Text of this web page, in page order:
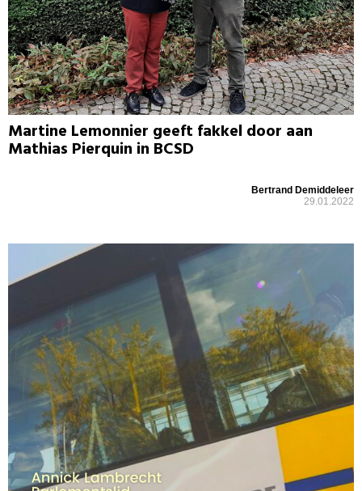
Martine Lemonnier geeft fakkel door aan
Mathias Pierquin in BCSD
Bertrand Demiddeleer
29.01.2022